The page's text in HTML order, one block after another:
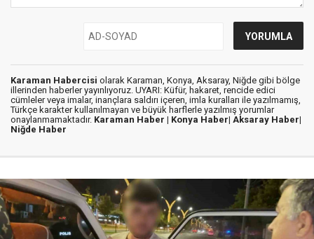
Karaman Habercisi olarak Karaman, Konya, Aksaray, Niğde gibi bölge
illerinden haberler yayınlıyoruz. UYARI: Küfür, hakaret, rencide edici
cümleler veya imalar, inançlara saldırı içeren, imla kuralları ile yazılmamış,
Türkçe karakter kullanılmayan ve büyük harflerle yazılmış yorumlar
onaylanmamaktadır. Karaman Haber | Konya Haber| Aksaray Haber|
Niğde Haber